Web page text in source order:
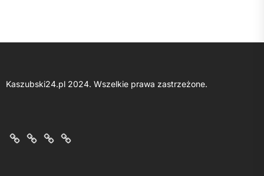
Kaszubski24.pl 2024. Wszelkie prawa zastrzeżone.
O
KontaktPolitykaRegulamin